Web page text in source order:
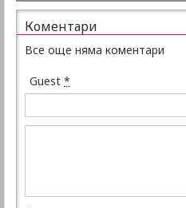
Коментари
Все още няма коментари
Guest *